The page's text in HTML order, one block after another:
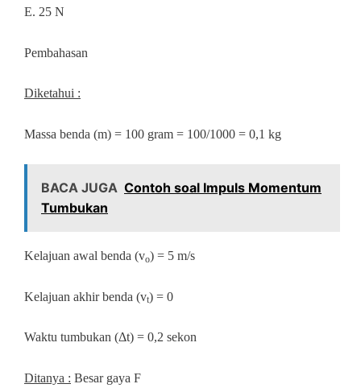
E. 25 N
Pembahasan
Diketahui :
Massa benda (m) = 100 gram = 100/1000 = 0,1 kg
BACA JUGA Contoh soal Impuls Momentum
Tumbukan
Kelajuan awal benda (vo) = 5 m/s
Kelajuan akhir benda (vt) = 0
Waktu tumbukan (Δt) = 0,2 sekon
Ditanya : Besar gaya F